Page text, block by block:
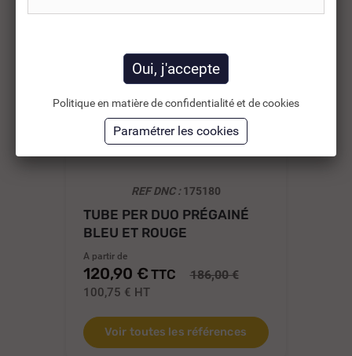
REF DNC :175180
TUBE PER DUO PRÉGAINÉ
BLEU ET ROUGE
A partir de
120,90 € TTC 186,00 €
100,75 € HT
Voir toutes les références
Politique en matière de confidentialité et de cookies